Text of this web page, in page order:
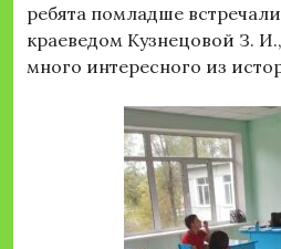
ребята помладше
краеведом Кузнецовой З.
много интересного из